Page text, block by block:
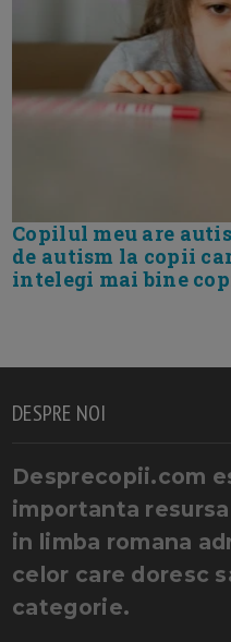
Copilul meu are
de autism la copii
intelegi mai bine
DESPRE NOI
Desprecopii.com
importanta
in limba romana
celor care doresc
categorie.